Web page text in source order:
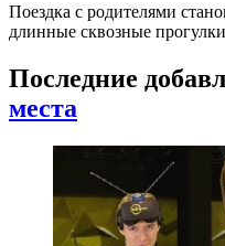
Поездка с родителями
длинные сквозные
Последние
места